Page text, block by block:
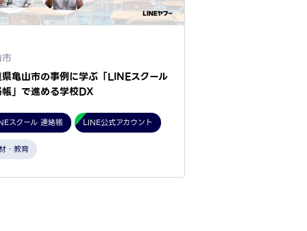
亀山市の事例に学ぶ「LINEスクール
」で進める学校DX
スクール 連絡帳 LINE公式アカウント
・教育